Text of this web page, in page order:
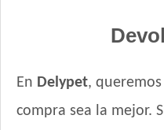
Royal Canin Perro Care
Royal Canin Perro Giant
En Delypet,
compra sea la mejor.